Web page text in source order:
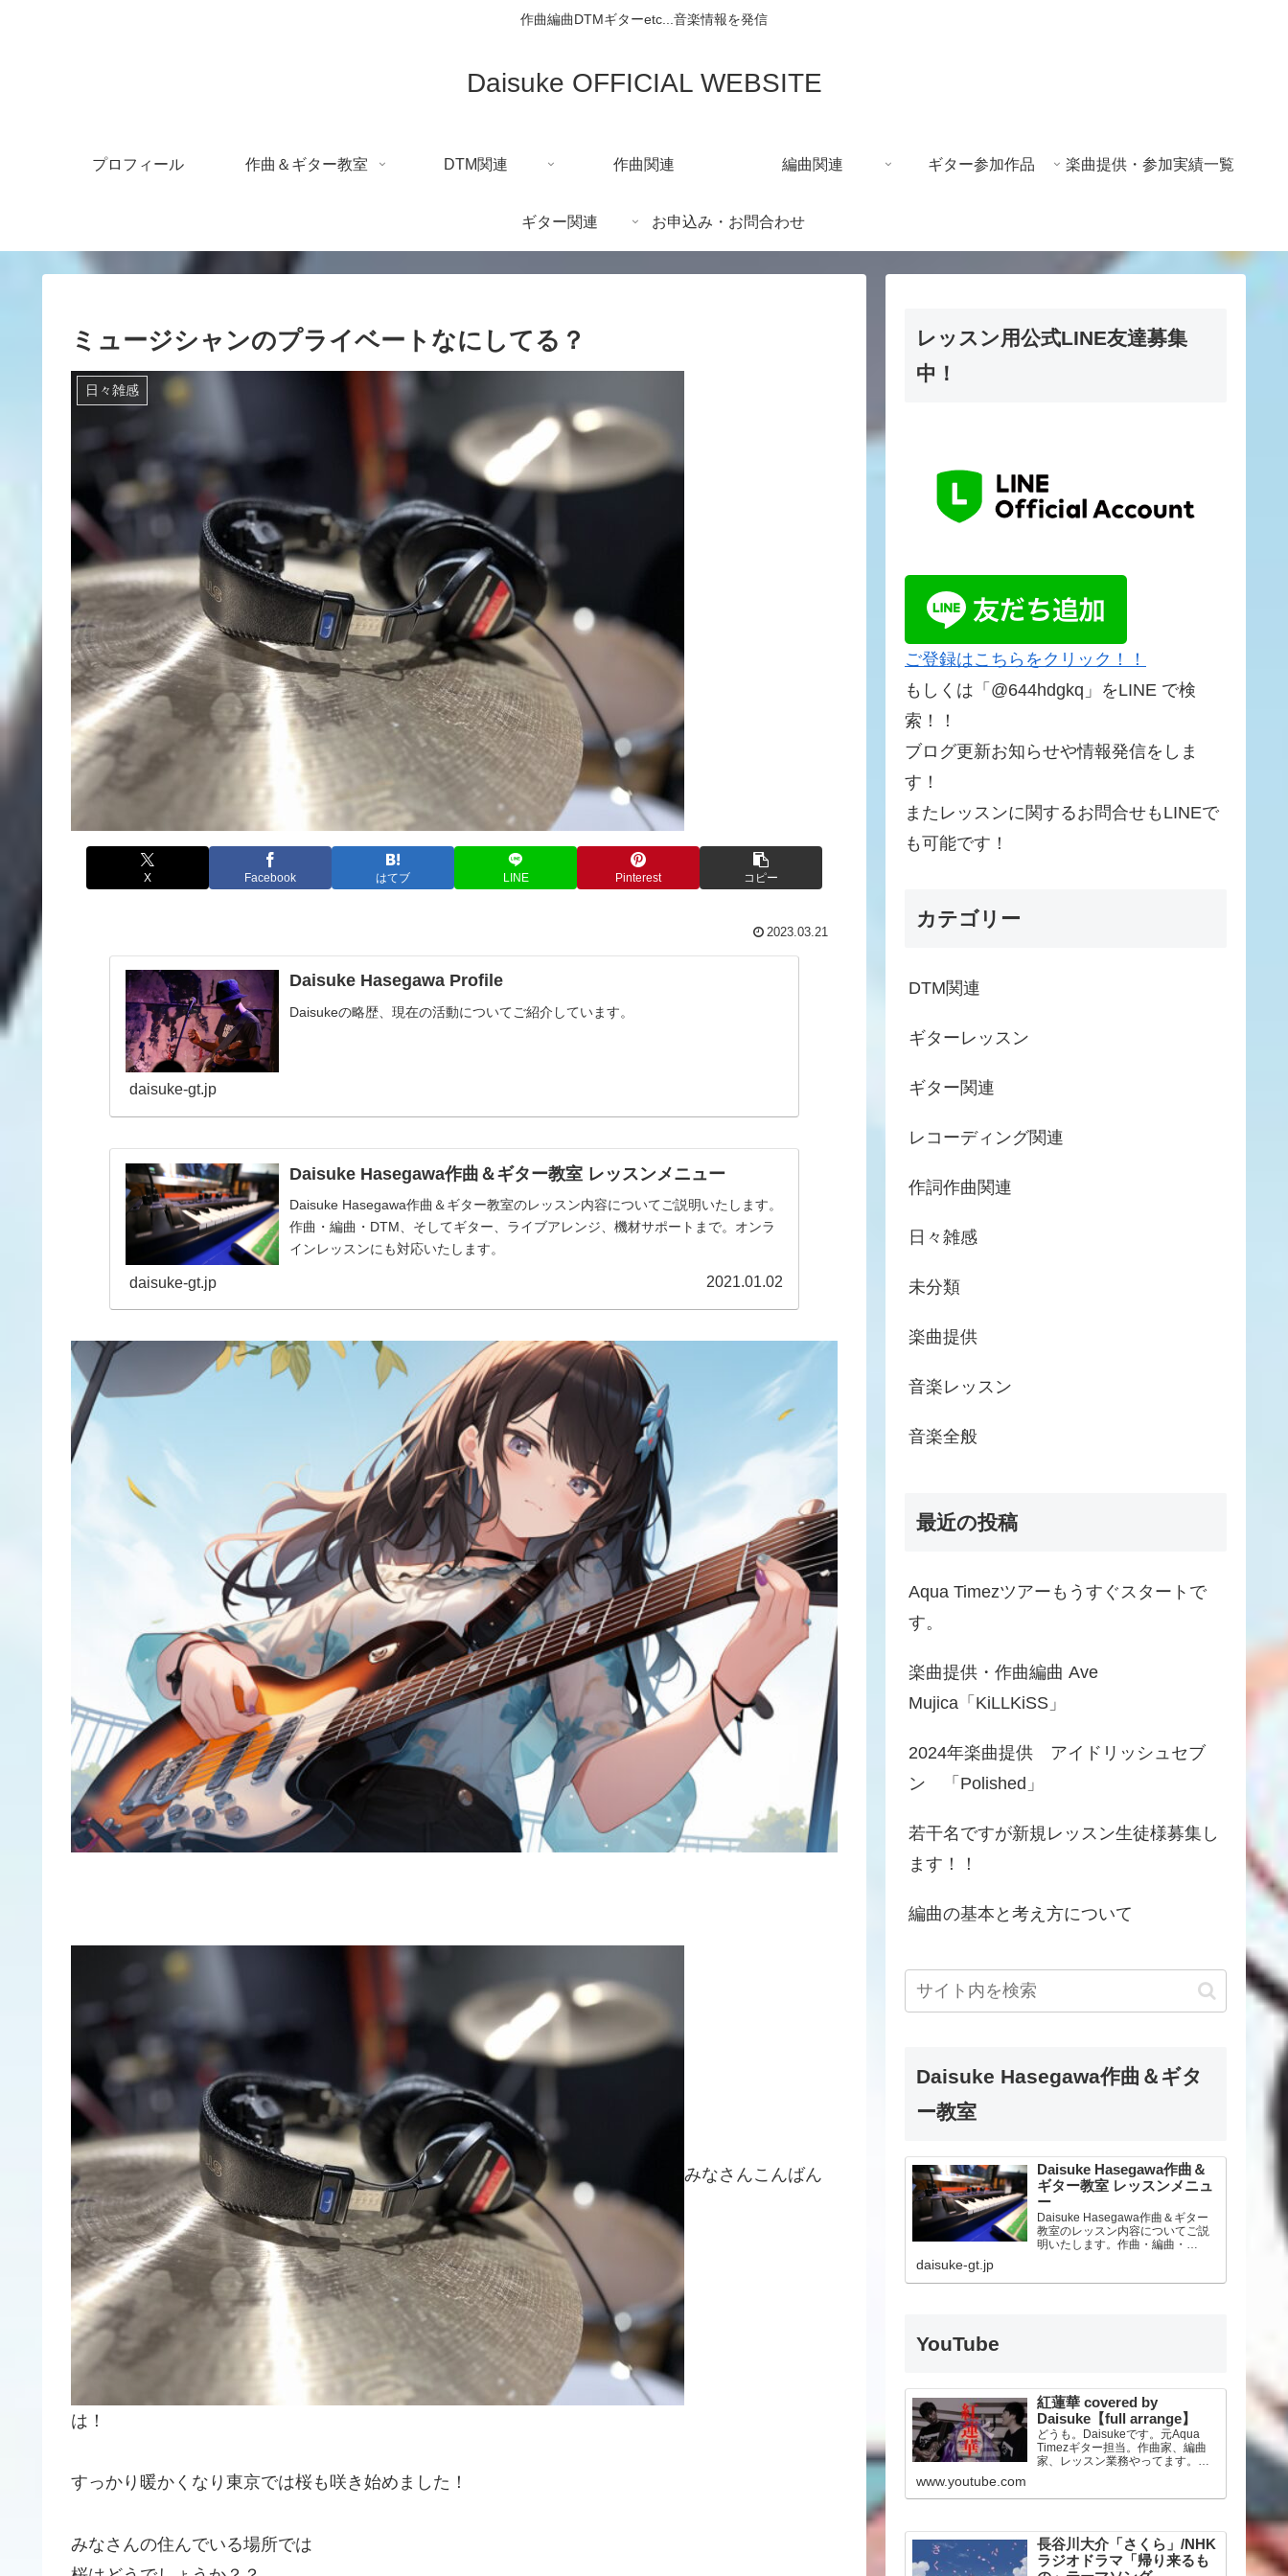
作曲編曲DTMギターetc...音楽情報を発信
Daisuke OFFICIAL WEBSITE
プロフィール 作曲＆ギター教室 DTM関連 作曲関連 編曲関連 ギター参加作品 楽曲提供・参加実績一覧
ギター関連 お申込み・お問合わせ
ミュージシャンのプライベートなにしてる？
日々雑感
X Facebook はてブ LINE Pinterest コピー
2023.03.21
Daisuke Hasegawa Profile
Daisukeの略歴、現在の活動についてご紹介しています。
daisuke-gt.jp
Daisuke Hasegawa作曲＆ギター教室 レッスンメニュー
Daisuke Hasegawa作曲＆ギター教室のレッスン内容についてご説明いたします。
作曲・編曲・DTM、そしてギター、ライブアレンジ、機材サポートまで。オンラ
インレッスンにも対応いたします。
daisuke-gt.jp 2021.01.02
みなさんこんばん
は！
すっかり暖かくなり東京では桜も咲き始めました！
みなさんの住んでいる場所では
レッスン用公式LINE友達募集
中！
ご登録はこちらをクリック！！
もしくは「@644hdgkq」をLINE で検
索！！
ブログ更新お知らせや情報発信をしま
す！
またレッスンに関するお問合せもLINEで
も可能です！
カテゴリー
DTM関連
ギターレッスン
ギター関連
レコーディング関連
作詞作曲関連
日々雑感
未分類
楽曲提供
音楽レッスン
音楽全般
最近の投稿
Aqua Timezツアーもうすぐスタートで
す。
楽曲提供・作曲編曲 Ave
Mujica「KiLLKiSS」
2024年楽曲提供 アイドリッシュセブ
ン 「Polished」
若干名ですが新規レッスン生徒様募集し
ます！！
編曲の基本と考え方について
Daisuke Hasegawa作曲＆ギタ
ー教室
Daisuke Hasegawa作曲＆
ギター教室 レッスンメニュ
ー
Daisuke Hasegawa作曲＆ギター
教室のレッスン内容についてご説
明いたします。作曲・編曲・
インレッスンにも対応いたしま
daisuke-gt.jp
YouTube
紅蓮華 covered by
Daisuke【full arrange】
どうも。Daisukeです。元Aqua
Timezギター担当。作曲家、編曲
家、レッスン業務やってます。人
華』をフルアレンジでカバーして
www.youtube.com
長谷川大介「さくら」/NHK
ラジオドラマ「帰り来るも